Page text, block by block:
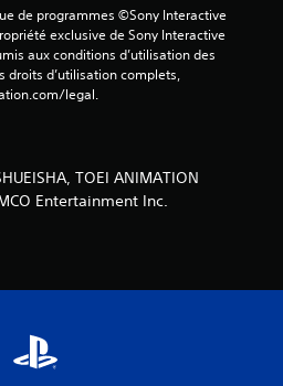
a
de programmes ©Sony Interactive
exclusive de Sony Interactive
aux conditions d’utilisation des
droits d’utilisation complets,
legal.
TOEI ANIMATION
Entertainment Inc.